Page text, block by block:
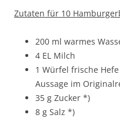
Zutaten für 10
200 ml warmes
4 EL Milch
1 Würfel frische
Aussage im
35 g Zucker *)
8 g Salz *)